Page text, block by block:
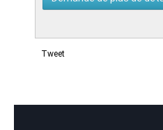
Tweet